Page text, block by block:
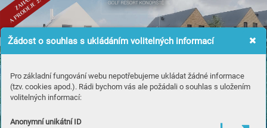
Žádost o souhlas s ukládáním volitelných informací
Pro základní fungování webu nepotřebujeme ukládat žádné informace
(tzv. cookies apod.). Rádi bychom vás ale požádali o souhlas s uložením
volitelných informací:
Anonymní unikátní ID